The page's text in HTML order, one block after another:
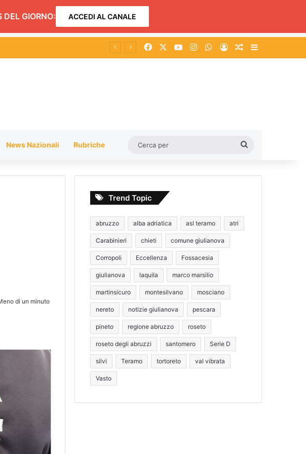
GIORNO: ACCEDI AL CANALE
potrebbe mancare l’acqua Facebook You TubeInstagramWhatsApp
AccediUn articolo a
News Nazionali Rubriche
di un minuto
Trend Topic
abruzzo alba adriatica asl teramo atri
Carabinieri chieti comune giulianova
Corropoli Eccellenza Fossacesia
giulianova laquila marco marsilio
martinsicuro montesilvano mosciano
nereto notizie giulianova pescara
pineto regione abruzzo roseto
roseto degli abruzzi santomero Serie D
silvi Teramo tortoreto val vibrata
Vasto